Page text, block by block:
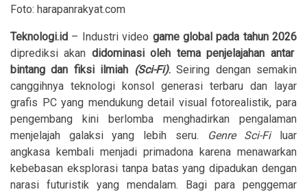
Foto: harapanrakyat.com
Teknologi.id – Industri video game global pada tahun 2026
diprediksi akan didominasi oleh tema penjelajahan antar
bintang dan fiksi ilmiah (Sci-Fi).Seiring dengan semakin
canggihnya teknologi konsol generasi terbaru dan layar
grafis PC yang mendukung detail visual fotorealistik, para
pengembang kini berlomba menghadirkan pengalaman
menjelajah galaksi yang lebih seru.
Genre Sci-Filuar
angkasa kembali menjadi primadona karena menawarkan
kebebasan eksplorasi tanpa batas yang dipadukan dengan
narasi futuristik yang mendalam. Bagi para penggemar